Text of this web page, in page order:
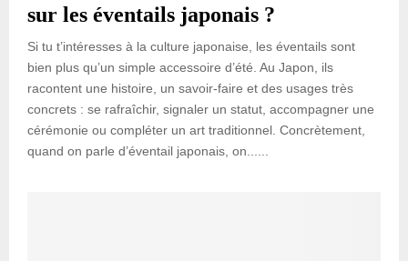
sur les éventails japonais ?
Si tu t’intéresses à la culture japonaise, les éventails sont
bien plus qu’un simple accessoire d’été. Au Japon, ils
racontent une histoire, un savoir-faire et des usages très
concrets : se rafraîchir, signaler un statut, accompagner une
cérémonie ou compléter un art traditionnel. Concrètement,
quand on parle d’éventail japonais, on......